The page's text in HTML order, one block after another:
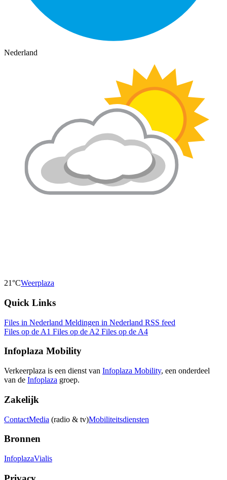
Nederland
21°CWeerplaza
Quick Links
Files in Nederland Meldingen in Nederland RSS feed
Files op de A1 Files op de A2 Files op de A4
Infoplaza Mobility
Verkeerplaza is een dienst van Infoplaza Mobility, een onderdeel
van de Infoplaza groep.
Zakelijk
ContactMedia (radio & tv)Mobiliteitsdiensten
Bronnen
InfoplazaVialis